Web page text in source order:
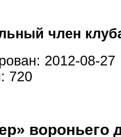
член
2012-08-27
720
вороньего